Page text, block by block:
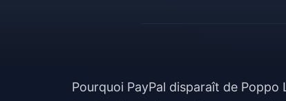
Pourquoi PayPal disparaît de Poppo